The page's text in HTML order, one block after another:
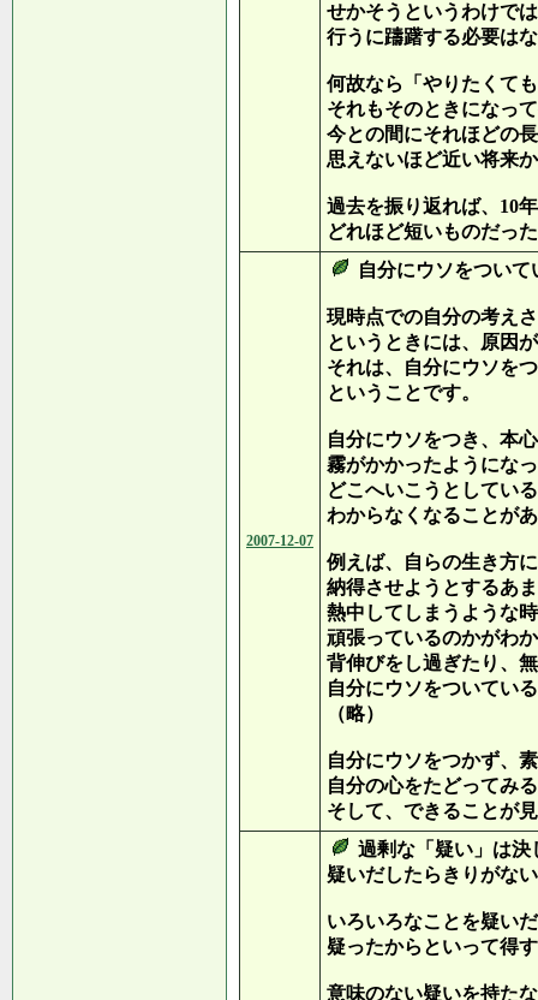
せかそうというわけで
行うに躊躇する必要は
何故なら「やりたくて
それもそのときになっ
今との間にそれほどの
思えないほど近い将来
過去を振り返れば、10
どれほど短いものだっ
2007-12-07
自分にウソをついて
現時点での自分の考え
というときには、原因
それは、自分にウソを
ということです。
自分にウソをつき、本
霧がかかったようにな
どこへいこうとしてい
わからなくなることが
例えば、自らの生き方
納得させようとするあ
熱中してしまうような
頑張っているのかがわ
背伸びをし過ぎたり、
自分にウソをついてい
（略）
自分にウソをつかず、
自分の心をたどってみ
そして、できることが
過剰な「疑い」は決
疑いだしたらきりがな
いろいろなことを疑い
疑ったからといって得
意味のない疑いを持た